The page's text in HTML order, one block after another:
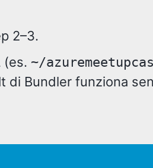
2–3.
(es. ~/
di Bundler funziona